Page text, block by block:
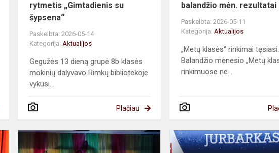
rytmetis „Gimtadienis su
šypsena“
Paskelbta: 2026-05-14
Kategorija:Aktualijos
Gegužės 13 dieną grupė 8b klasės
mokinių dalyvavo Rimkų bibliotekoje
vykusi...
Plačiau
balandžio mėn. rezultatai
Paskelbta: 2026-05-11
Kategorija:Aktualijos
„Metų klasės“ rinkimai
Balandžio mėnesio „Metų
rinkimuose ne...
Istorijos
pamoka
Mamos
dienos